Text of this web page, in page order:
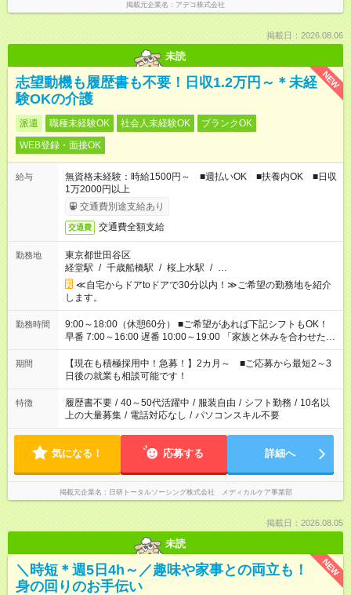
掲載元企業名 アデコ株式会社
掲載日：2026.08.06
未読
NEW
志望動機も履歴書も不要！日収1.2万円～＊未経
験OKの介護
派遣 職種未経験OK 社会人未経験OK
ブランクOK
WEB登録・面接OK
給与
無資格未経験：時給1500円～ ■週払いOK ■扶養内OK ■日収
1万2000円以上
交通費別途支給あり
交通費 交通費全額支給
勤務地
東京都世田谷区
経堂駅 / 千歳船橋駅 / 桜上水駅 / …
≪自宅からドアtoドアで30分以内！≫ご希望の勤務地を紹介
します。
勤務時間
9:00～18:00（休憩60分） ■ご希望があれば下記シフトもOK！
早番 7:00～16:00 遅番 10:00～19:00 「家族と休みを合わせた
い」 「余裕を持って夕飯の準備がしたい」 「できれば残業はし
たくない」 など、ご希望を教えてくださいね。 ※Wワーク希望
の方へ 今ご覧のお仕事で希望する勤務時間と、もう1つのお仕事
の勤務時間。 合計で週40時間を超える場合は応募できません。
期間
【現在も積極採用中！急募！】2カ月～ ■ご応募から最短2～3
日後の就業も相談可能です！
特徴 履歴書不要 / 40～50代活躍中 / 服装自由 / シフト勤務 / 10名以
上の大量募集 / 電話対応なし / パソコンスキル不要
気になる！ 応募する 詳細へ
掲載元企業名 日研トータルソーシング株式会社 メディカルケア事業部
掲載日：2026.08.05
未読
NEW
＼時短＊週5日4h～／趣味や家事との両立も！
身の回りのお手伝い